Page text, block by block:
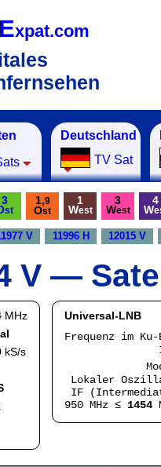
Expat.com
Deutschland
TV Sat
3
st
1,9
Ost
1
West
3
West
4
W
V 11996 H 12015 V
V —
MHz
kS/s
Universal-LNB
Frequenz im
Lokaler
IF
950 MHz ≤ 1454